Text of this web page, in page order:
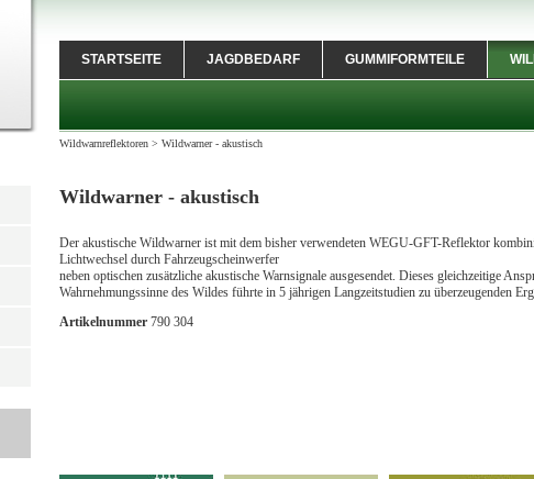
STARTSEITE JAGDBEDARF GUMMIFORMTEILE
Wildwarnreflektoren> Wildwarner - akustisch
Wildwarner - akustisch
Der akustische Wildwarner ist mit dem bisher verwendeten WEGU-GFT-Reflektor
Lichtwechsel durch Fahrzeugscheinwerfer
neben optischen zusätzliche akustische Warnsignale ausgesendet. Dieses gleichzeitige
Wahrnehmungssinne des Wildes führte in 5 jährigen Langzeitstudien zu überzeugenden
Artikelnummer790 304